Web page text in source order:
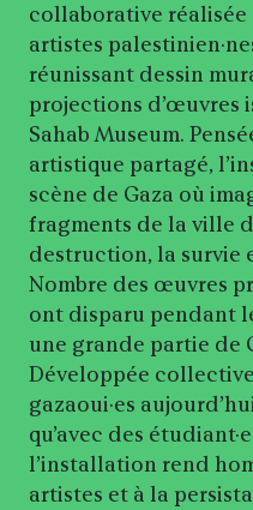
collaborative
artistes
réunissant dessin
projections d’œuvres
Sahab Museum.
artistique partagé,
scène de Gaza où
fragments de la ville
destruction, la survie
Nombre des œuvres
ont disparu pendant
une grande partie de
Développée
gazaoui·es
qu’avec des
l’installation rend
artistes et à la